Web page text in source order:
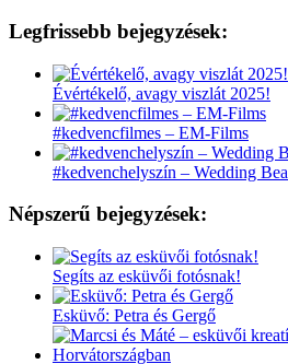
Legfrissebb bejegyzések:
Évértékelő, avagy viszlát 2025!
#kedvencfilmes – EM-Films
#kedvenchelyszín – Wedding
Népszerű bejegyzések:
Segíts az esküvői fotósnak!
Esküvő: Petra és Gergő